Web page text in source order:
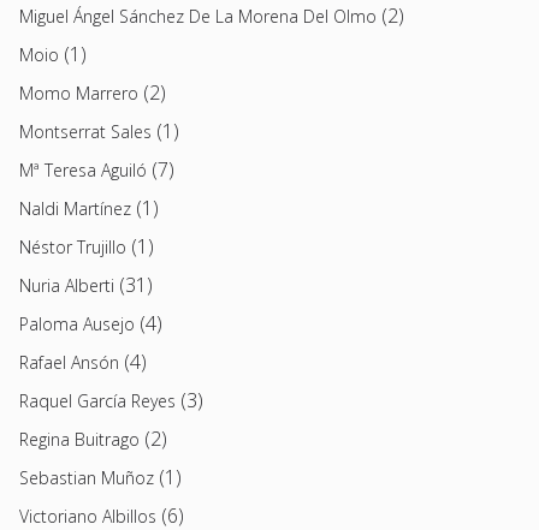
Miguel Ángel Sánchez De La Morena Del Olmo (2)
Moio (1)
Momo Marrero (2)
Montserrat Sales (1)
Mª Teresa Aguiló (7)
Naldi Martínez (1)
Néstor Trujillo (1)
Nuria Alberti (31)
Paloma Ausejo (4)
Rafael Ansón (4)
Raquel García Reyes (3)
Regina Buitrago (2)
Sebastian Muñoz (1)
Victoriano Albillos (6)